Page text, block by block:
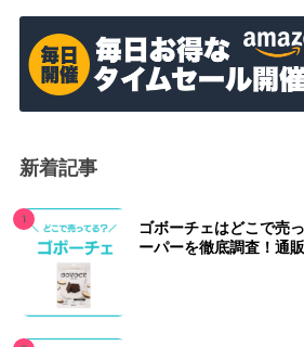
新着記事
ゴボーチェはどこで売
ーパーを徹底調査！通